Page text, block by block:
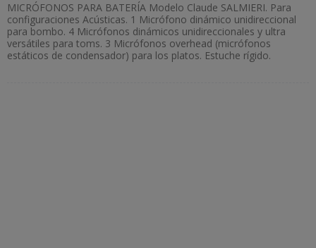
MICRÓFONOS PARA BATERÍA Modelo Claude SALMIERI. Para
configuraciones Acústicas. 1 Micrófono dinámico unidireccional
para bombo. 4 Micrófonos dinámicos unidireccionales y ultra
versátiles para toms. 3 Micrófonos overhead (micrófonos
estáticos de condensador) para los platos. Estuche rígido.